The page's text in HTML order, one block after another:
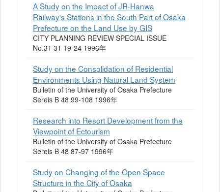
A Study on the Impact of JR-Hanwa
Railway's Stations in the South Part of Osaka
Prefecture on the Land Use by GIS
CITY PLANNING REVIEW SPECIAL ISSUE
No.31 31 19-24 1996年
Study on the Consolidation of Residential
Environments Using Natural Land System
Bulletin of the University of Osaka Prefecture
Sereis B 48 99-108 1996年
Research into Resort Development from the
Viewpoint of Ectourism
Bulletin of the University of Osaka Prefecture
Sereis B 48 87-97 1996年
Study on Changing of the Open Space
Structure in the City of Osaka